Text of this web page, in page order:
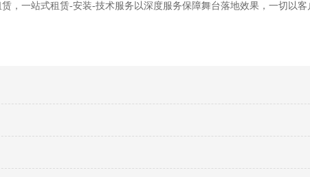
， 一站式租赁-安装-技术服务以深度服务保障舞台落地效果，一切以客